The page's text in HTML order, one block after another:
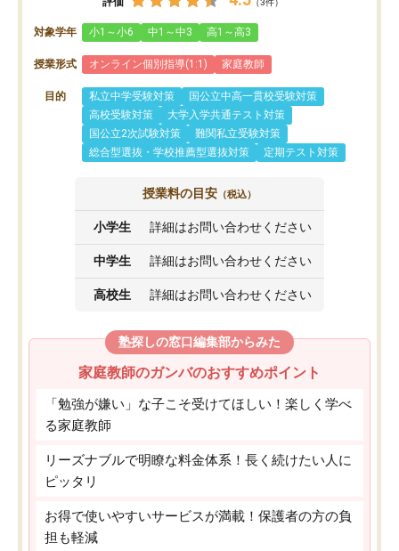
対象学年 小1～小6 中1～中3 高1～高3
授業形式 オンライン個別指導(1:1) 家庭教師
目的 私立中学受験対策
国公立中高一貫校受験対策
高校受験対策
大学入学共通テスト対策
国公立2次試験対策
難関私立受験対策
総合型選抜・学校推薦型選抜対策
定期テスト対策
授業料の目安 （税込）
小学生 詳細はお問い合わせください
中学生 詳細はお問い合わせください
高校生 詳細はお問い合わせください
塾探しの窓口編集部からみた
家庭教師のガンバのおすすめポイント
「勉強が嫌い」な子こそ受けてほしい！楽しく学べ
る家庭教師
リーズナブルで明瞭な料金体系！長く続けたい人に
ピッタリ
お得で使いやすいサービスが満載！保護者の方の負
担も軽減